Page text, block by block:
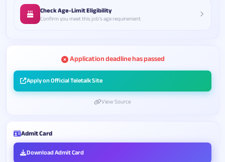
Check Age-Limit Eligibility
Confirm you meet this job's age requirement
Application deadline has passed
Apply on Official Teletalk Site
View Source
Admit Card
Download Admit Card